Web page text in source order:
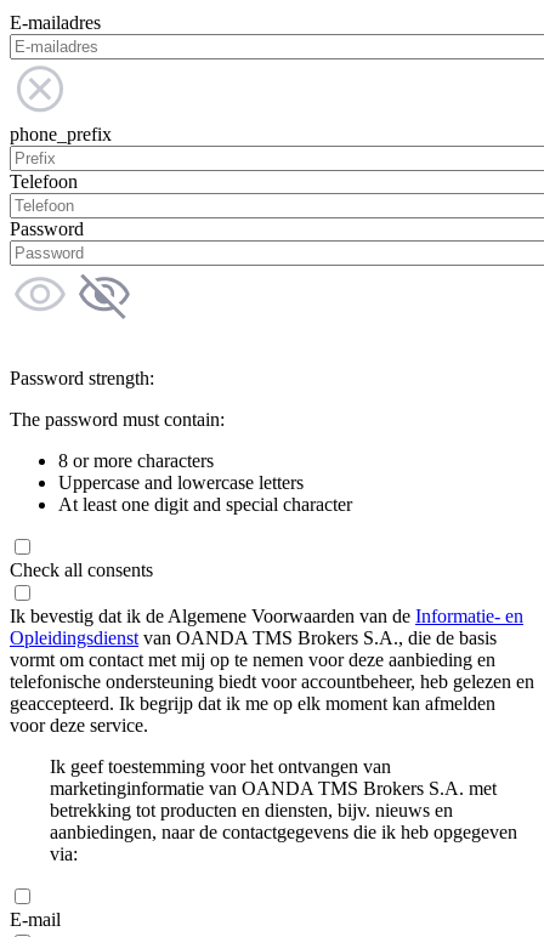
E-mailadres
phone_prefix
Telefoon
Password
Password strength:
The password must contain:
8 or more characters
Uppercase and lowercase letters
At least one digit and special character
Check all consents
Ik bevestig dat ik de Algemene Voorwaarden van de Informatie- en
Opleidingsdienst van OANDA TMS Brokers S.A., die de basis
vormt om contact met mij op te nemen voor deze aanbieding en
telefonische ondersteuning biedt voor accountbeheer, heb gelezen en
geaccepteerd. Ik begrijp dat ik me op elk moment kan afmelden
voor deze service.
Ik geef toestemming voor het ontvangen van
marketinginformatie van OANDA TMS Brokers S.A. met
betrekking tot producten en diensten, bijv. nieuws en
aanbiedingen, naar de contactgegevens die ik heb opgegeven
via:
E-mail